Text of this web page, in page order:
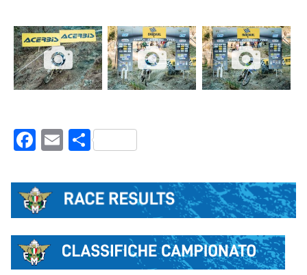
Facebook
EmailCondividi